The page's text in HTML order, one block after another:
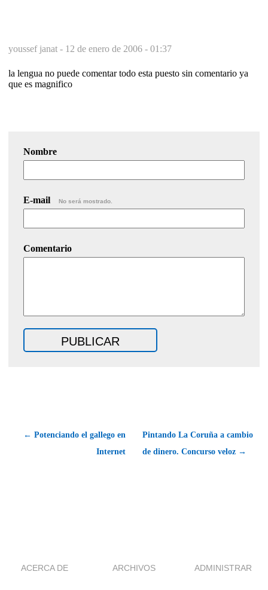
youssef janat - 12 de enero de 2006 - 01:37
la lengua no puede comentar todo esta puesto sin comentario ya
que es magnifico
Nombre
E-mail No será mostrado.
Comentario
← Potenciando el gallego en
Internet
Pintando La Coruña a cambio
de dinero. Concurso veloz →
ACERCA DE ARCHIVOS ADMINISTRAR